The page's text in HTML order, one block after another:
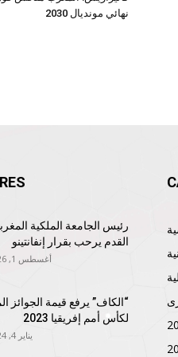
نهائي مونديال 2030
رئيس الجامعة الملكية
القدم يرحب بقرار إنفانتينو
أغسطس 1, 2026 18:30
“الكاف” يرفع قيمة الجوائز
لكأس أمم إفريقيا 2023
يناير 4, 2024 17:20